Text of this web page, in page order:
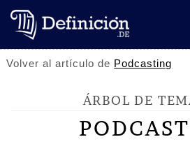
Volver al artículo de Podcasting
ÁRBOL DE